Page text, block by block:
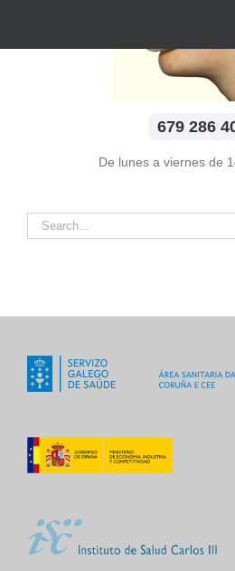
679 286
De lunes a viernes de
Search
for: